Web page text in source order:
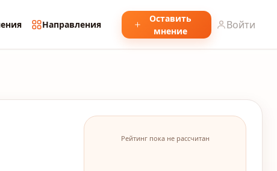
Направления
Оставить
мнение
Войти
Рейтинг пока не рассчитан